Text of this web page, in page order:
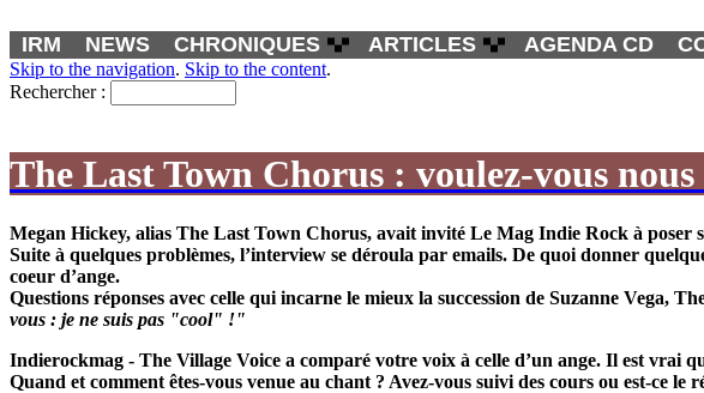
IRM NEWS CHRONIQUES ARTICLES AGENDA CD
Skip to the navigation. Skip to the content.
Rechercher :
The Last Town Chorus : voulez-vous nous
Megan Hickey, alias The Last Town Chorus, avait invité Le Mag Indie Rock à poser
Suite à quelques problèmes, l’interview se déroula par emails. De quoi donner
coeur d’ange.
Questions réponses avec celle qui incarne le mieux la succession de Suzanne
vous : je ne suis pas "cool" !"
Indierockmag - The Village Voice a comparé votre voix à celle d’un ange. Il est vrai
Quand et comment êtes-vous venue au chant ? Avez-vous suivi des cours ou est-ce